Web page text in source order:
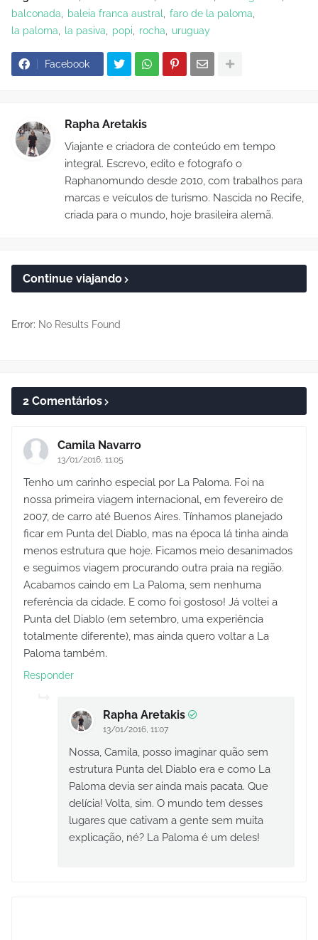
balconada
baleia franca austral faro de la paloma
la paloma
la pasiva popi rocha uruguay
Facebook
Rapha Aretakis
Viajante e criadora de conteúdo em tempo
integral. Escrevo, edito e fotografo o
Raphanomundo desde 2010, com trabalhos para
marcas e veículos de turismo. Nascida no Recife,
criada para o mundo, hoje brasileira alemã.
Continue viajando
Error: No Results Found
2 Comentários
Camila Navarro
13/01/2016, 11:05
Tenho um carinho especial por La Paloma. Foi na
nossa primeira viagem internacional, em fevereiro de
2007, de carro até Buenos Aires. Tínhamos planejado
ficar em Punta del Diablo, mas na época lá tinha ainda
menos estrutura que hoje. Ficamos meio desanimados
e seguimos viagem procurando outra praia na região.
Acabamos caindo em La Paloma, sem nenhuma
referência da cidade. E como foi gostoso! Já voltei a
Punta del Diablo (em setembro, uma experiência
totalmente diferente), mas ainda quero voltar a La
Paloma também.
Responder
Rapha Aretakis
13/01/2016, 11:07
Nossa, Camila, posso imaginar quão sem
estrutura Punta del Diablo era e como La
Paloma devia ser ainda mais pacata. Que
delícia! Volta, sim. O mundo tem desses
lugares que cativam a gente sem muita
explicação, né? La Paloma é um deles!